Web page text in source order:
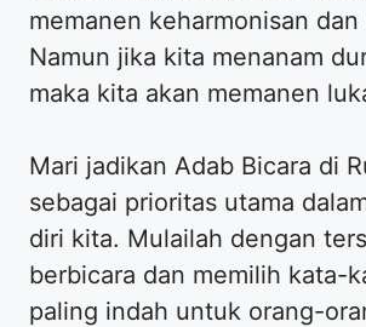
memanen keharmonisan
Namun jika kita menanam
maka kita akan memanen
Mari jadikan Adab Bicara di
sebagai prioritas utama
diri kita. Mulailah dengan
berbicara dan memilih kata-
paling indah untuk orang-